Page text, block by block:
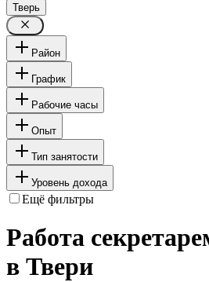
Тверь
Район
График
Рабочие часы
Опыт
Тип занятости
Уровень дохода
Ещё фильтры
Работа
в Твери